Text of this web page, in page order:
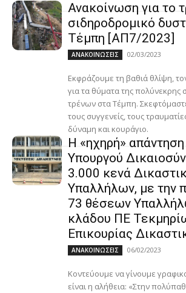
Ανακοίνωση για το
σιδηροδρομικό
Τέμπη [ΑΠ7/2023]
ΑΝΑΚΟΙΝΩΣΕΙΣ 02/03/2023
Εκφράζουμε τη βαθιά θλίψη,
για τα θύματα της πολύνεκρης
τρένων στα Τέμπη. Σκεφτόμαστε
τους συγγενείς, τους
δύναμη και κουράγιο.
Η «ηχηρή»
Υπουργού
3.000 κενά
Υπαλλήλων, με την
73 θέσεων
κλάδου ΠΕ
Επικουρίας
ΑΝΑΚΟΙΝΩΣΕΙΣ 06/02/2023
Κοντεύουμε να γίνουμε
είναι η αλήθεια: «Στην